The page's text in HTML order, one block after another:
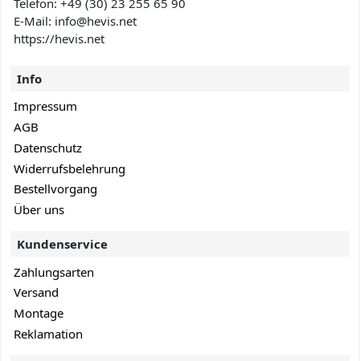
E-Mail: info@hevis.net
https://hevis.net
Info
Impressum
AGB
Datenschutz
Widerrufsbelehrung
Bestellvorgang
Über uns
Kundenservice
Zahlungsarten
Versand
Montage
Reklamation